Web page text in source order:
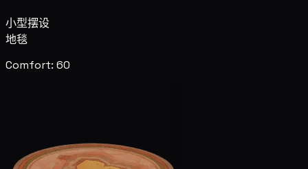
小型摆设
地毯
Comfort: 60